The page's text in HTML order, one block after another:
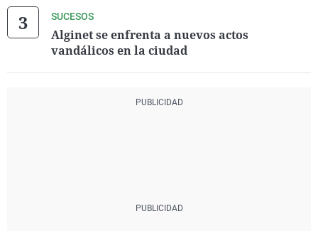
SUCESOS
Alginet se enfrenta a nuevos actos
vandálicos en la ciudad